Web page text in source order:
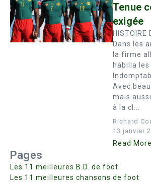
Tenue
exigée
HISTOIRE
Dans les
la firme
habilla les
Avec
mais
à la cl...
Richard
13 janvier
Read More
Pages
Les 11 meilleures B.D. de foot
Les 11 meilleures chansons de foot